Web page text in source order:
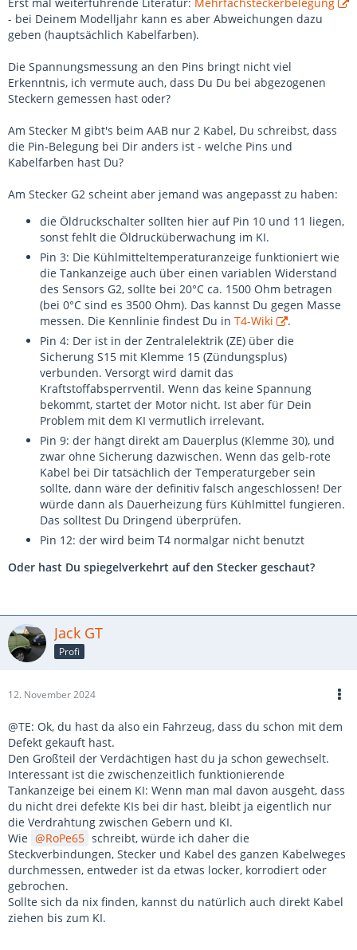
- bei Deinem Modelljahr kann es aber Abweichungen dazu
geben (hauptsächlich Kabelfarben).
Die Spannungsmessung an den Pins bringt nicht viel
Erkenntnis, ich vermute auch, dass Du Du bei abgezogenen
Steckern gemessen hast oder?
Am Stecker M gibt's beim AAB nur 2 Kabel, Du schreibst, dass
die Pin-Belegung bei Dir anders ist - welche Pins und
Kabelfarben hast Du?
Am Stecker G2 scheint aber jemand was angepasst zu haben:
die Öldruckschalter sollten hier auf Pin 10 und 11 liegen,
sonst fehlt die Öldrucküberwachung im KI.
Pin 3: Die Kühlmitteltemperaturanzeige funktioniert wie
die Tankanzeige auch über einen variablen Widerstand
des Sensors G2, sollte bei 20°C ca. 1500 Ohm betragen
(bei 0°C sind es 3500 Ohm). Das kannst Du gegen Masse
messen. Die Kennlinie findest Du in T4-Wiki
.
Pin 4: Der ist in der Zentralelektrik (ZE) über die
Sicherung S15 mit Klemme 15 (Zündungsplus)
verbunden. Versorgt wird damit das
Kraftstoffabsperrventil. Wenn das keine Spannung
bekommt, startet der Motor nicht. Ist aber für Dein
Problem mit dem KI vermutlich irrelevant.
Pin 9: der hängt direkt am Dauerplus (Klemme 30), und
zwar ohne Sicherung dazwischen. Wenn das gelb-rote
Kabel bei Dir tatsächlich der Temperaturgeber sein
sollte, dann wäre der definitiv falsch angeschlossen! Der
würde dann als Dauerheizung fürs Kühlmittel fungieren.
Das solltest Du Dringend überprüfen.
Pin 12: der wird beim T4 normalgar nicht benutzt
Oder hast Du spiegelverkehrt auf den Stecker geschaut?
Jack GT
Profi
12. November 2024
@TE: Ok, du hast da also ein Fahrzeug, dass du schon mit dem
Defekt gekauft hast.
Den Großteil der Verdächtigen hast du ja schon gewechselt.
Interessant ist die zwischenzeitlich funktionierende
Tankanzeige bei einem KI: Wenn man mal davon ausgeht, dass
du nicht drei defekte KIs bei dir hast, bleibt ja eigentlich nur
die Verdrahtung zwischen Gebern und KI.
Wie
RoPe65 schreibt, würde ich daher die
Steckverbindungen, Stecker und Kabel des ganzen Kabelweges
durchmessen, entweder ist da etwas locker, korrodiert oder
gebrochen.
Sollte sich da nix finden, kannst du natürlich auch direkt Kabel
ziehen bis zum KI.